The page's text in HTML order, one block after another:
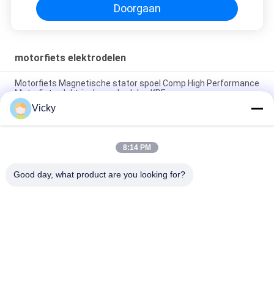
Doorgaan
motorfiets elektrodelen
Motorfiets Magnetische stator spoel Comp High Performance
Motorfiets elektrische onderdelen KRF
Elektrische motorfiets relais connector Kriss 100 voor B2B
kopers Goede prestaties Mannelijke 6.3mm
Elektrische schakelaar relais voor NOUVO mannelijke
Vicky
8:14 PM
Good day, what product are you looking for?